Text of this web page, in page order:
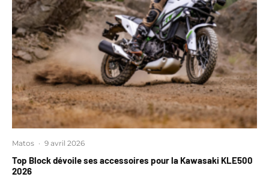
Matos · 9 avril 2026
Top Block dévoile ses accessoires pour la Kawasaki KLE500
2026